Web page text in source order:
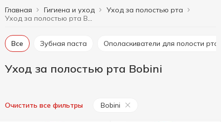
Главная Гигиена и уход
Уход за полостью рта
Уход за полостью рта Bobini
Все Зубная паста Ополаскиватели для полости рта
Уход за полостью рта Bobini
Очистить все фильтры Bobini